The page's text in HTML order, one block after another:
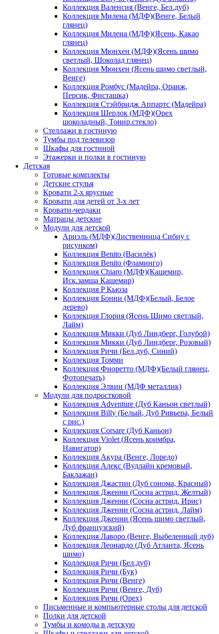
Коллекция Валенсия (Венге, Бел.дуб)
Коллекция Милена (МДФ)(Венге, Белый
глянец)
Коллекция Милена (МДФ)(Ясень, Какао
глянец)
Коллекция Мюнхен (МДФ)(Ясень шимо
светлый, Шоколад глянец)
Коллекция Мюнхен (Ясень шимо светлый,
Венге)
Коллекция Ромбус (Мадейра, Оранж,
Персик, Фисташка)
Коллекция Стэйбридж Аппартс (Мадейра)
Коллекция Шерлок (МДФ)(Орех
шоколадный, Тонир.стекло)
Стеллажи в гостиную
Тумбы под телевизор
Шкафы для гостиной
Этажерки и полки в гостиную
Детская
Готовые комплекты
Детские стулья
Кровати 2-х ярусные
Кровати для детей от 3-х лет
Кровати-чердаки
Матрацы детские
Модули для детской
Ариэль (МДФ)(Лиственница Сибиу с
рисунком)
Коллекция Benito (Василёк)
Коллекция Benito (Фламинго)
Коллекция Chiaro (МДФ)(Кашемир,
Иск.замша Кашемир)
Коллекция P Кьюза
Коллекция Бонни (МДФ)(Белый, Белое
дерево)
Коллекция Глория (Ясень Шимо светлый,
Лайм)
Коллекция Микки (Дуб Линдберг, Голубой)
Коллекция Микки (Дуб Линдберг, Розовый)
Коллекция Ричи (Бел.дуб, Синий)
Коллекция Томми
Коллекция Фиоретто (МДФ)(Белый глянец,
Фотопечать)
Коллекция Элвин (МДФ металлик)
Модули для подростковой
Коллекция Adventure (Дуб Каньон светлый)
Коллекция Billy (Белый, Дуб Ривьера, Белый
с рис.)
Коллекция Corsare (Дуб Каньон)
Коллекция Violet (Ясень коимбра,
Навигатор)
Коллекция Акура (Венге, Лоредо)
Коллекция Алекс (Вудлайн кремовый,
Баклажан)
Коллекция Джастин (Дуб сонома, Красный)
Коллекция Дженни (Cосна астрид, Желтый)
Коллекция Дженни (Cосна астрид, Ирис)
Коллекция Дженни (Cосна астрид, Лайм)
Коллекция Дженни (Ясень шимо светлый,
Дуб французский)
Коллекция Лаворо (Венге, Выбеленный дуб)
Коллекция Леонардо (Дуб Атланта, Ясень
шимо)
Коллекция Ричи (Бел.дуб)
Коллекция Ричи (Бук)
Коллекция Ричи (Венге)
Коллекция Ричи (Венге, Дуб)
Коллекция Ричи (Орех)
Письменные и компьютерные столы для детской
Полки для детской
Тумбы и комоды в детскую